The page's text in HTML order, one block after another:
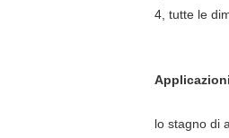
4, tutte le
lo stagno di